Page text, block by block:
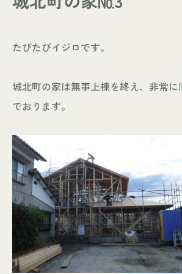
- 施工事例
ABOUT
CONTACT
- 来店予約
- 資料請求
Leaf 家づくりと北欧雑貨の店
たびたびイジロです。
城北町の家は無事上棟を終え、非常
でおります。